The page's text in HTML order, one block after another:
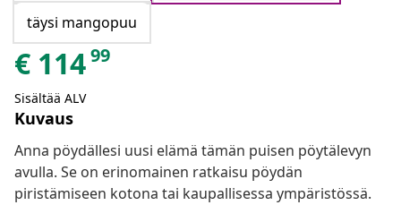
täysi mangopuu
€ 11499
Sisältää ALV
Kuvaus
Anna pöydällesi uusi elämä tämän puisen pöytälevyn
avulla. Se on erinomainen ratkaisu pöydän
piristämiseen kotona tai kaupallisessa ympäristössä.